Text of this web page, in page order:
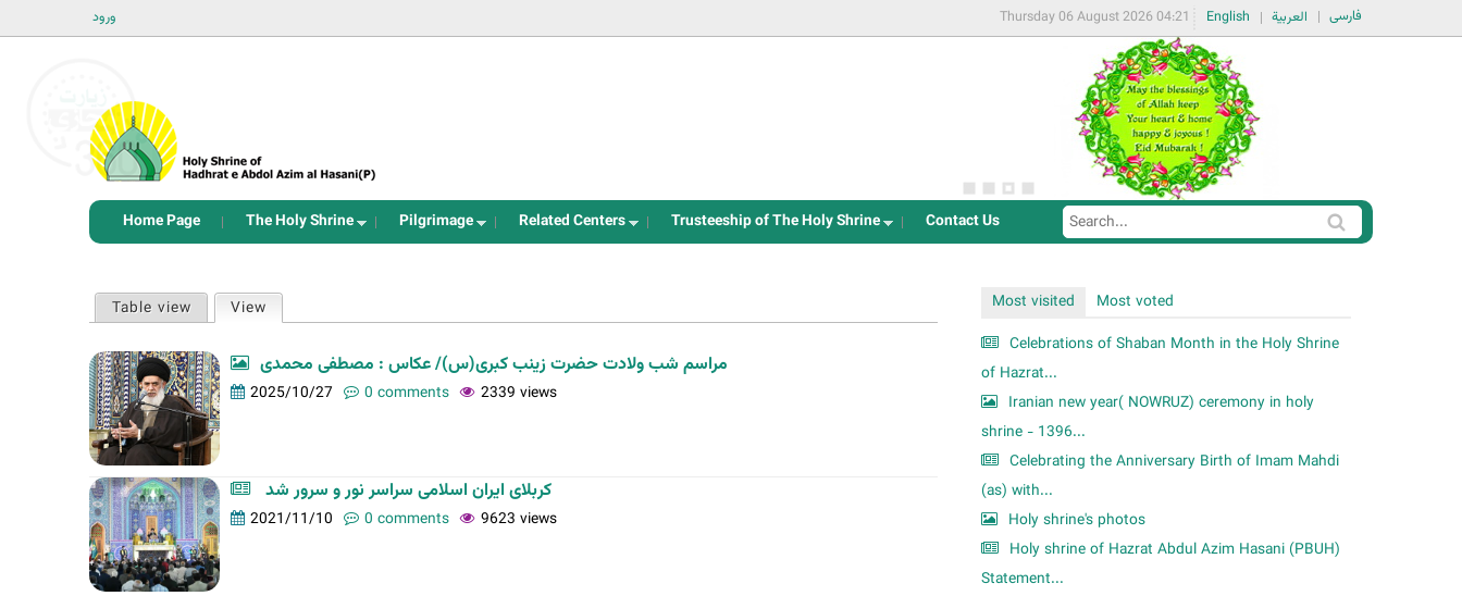
ورود فارسی العربية English
Thursday 06 August 2026 04:21
Home Page The Holy Shrine Pilgrimage Related Centers Trusteeship of The Holy Shrine Contact Us
S
a
c
f
o
r
S
e
r
c
i
m
a
r
y
t
a
b
s
Table view View
مراسم شب ولادت حضرت زینب کبری(س)/ عکاس : مصطفی محمدی
2025/10/27 0 comments 2339 views
کربلای ایران اسلامی سراسر نور و سرور شد
2021/11/10 0 comments 9623 views
Most visited
Most voted
Celebrations of Shaban Month in the Holy Shrine
of Hazrat...
Iranian new year( NOWRUZ) ceremony in holy
shrine - 1396...
Celebrating the Anniversary Birth of Imam Mahdi
(as) with...
Holy shrine's photos
Holy shrine of Hazrat Abdul Azim Hasani (PBUH)
Statement...